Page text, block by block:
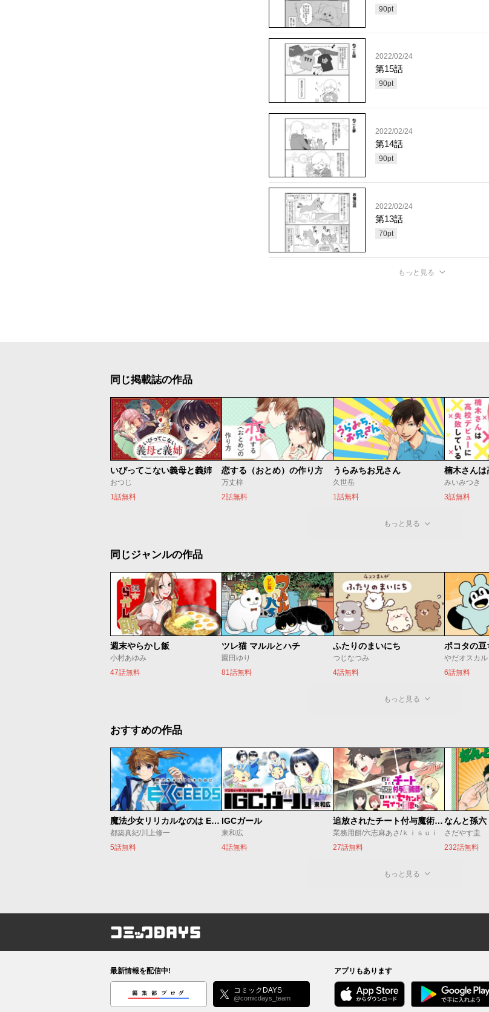
90pt
2022/02/24
第15話
90pt
2022/02/24
第14話
90pt
2022/02/24
第13話
70pt
もっと見る
同じ掲載誌の作品
いびってこない義母と義姉
おつじ
1話無料
恋する（おとめ）の作り方
万丈梓
2話無料
うらみちお兄さん
久世岳
1話無料
みいみつき
3話無料
もっと見る
同じジャンルの作品
週末やらかし飯
小村あゆみ
47話無料
ツレ猫 マルルとハチ
園田ゆり
81話無料
ふたりのまいにち
つじなつみ
4話無料
ポコタの豆
やだオスカル
6話無料
もっと見る
おすすめの作品
魔法少女リリカルなのは EXCEEDS
都築真紀/川上修一
5話無料
IGCガール
東和広
4話無料
追放されたチート付与魔術師は気ままなセカンドライフを謳歌する。 ～俺は武器だけじゃなく、あらゆるものに『強化ポイント』を付与できるし、俺の意思でいつでも効果を解除できるけど、残った人たち大丈夫？～
業務用餅/六志麻あさ/ｋｉｓｕｉ
27話無料
なんと孫六
さだやす圭
232話無料
もっと見る
コミックDAYS
最新情報を配信中!
編集部ブログ コミックDAYS
@comicdays_team
アプリもあります